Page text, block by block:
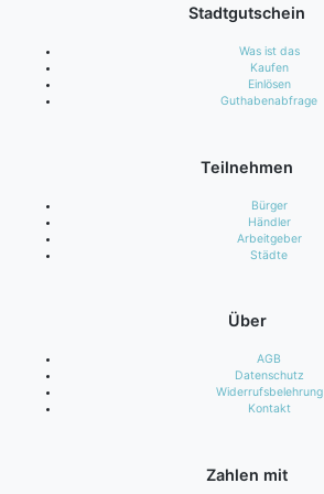
Stadtgutschein
Was ist das
Kaufen
Einlösen
Guthabenabfrage
Teilnehmen
Bürger
Händler
Arbeitgeber
Städte
Über
AGB
Datenschutz
Widerrufsbelehrung
Kontakt
Zahlen mit